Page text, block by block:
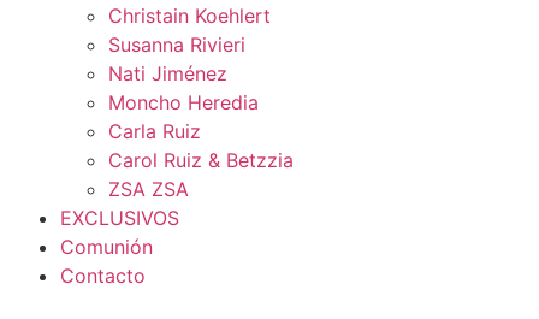
Christain Koehlert
Susanna Rivieri
Nati Jiménez
Moncho Heredia
Carla Ruiz
Carol Ruiz & Betzzia
ZSA ZSA
EXCLUSIVOS
Comunión
Contacto